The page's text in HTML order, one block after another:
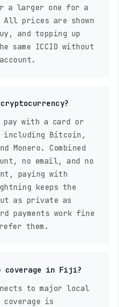
a larger one for a
prices are shown
and topping up
same ICCID without
pay with a card or
including Bitcoin,
Monero. Combined
no email, and no
paying with
keeps the
as private as
payments work fine
them.
coverage in Fiji?
to major local
coverage is